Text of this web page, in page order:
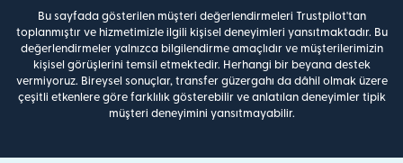
Bu sayfada gösterilen müşteri değerlendirmeleri Trustpilot'tan
toplanmıştır ve hizmetimizle ilgili kişisel deneyimleri yansıtmaktadır. Bu
değerlendirmeler yalnızca bilgilendirme amaçlıdır ve müşterilerimizin
kişisel görüşlerini temsil etmektedir. Herhangi bir beyana destek
vermiyoruz. Bireysel sonuçlar, transfer güzergahı da dâhil olmak üzere
çeşitli etkenlere göre farklılık gösterebilir ve anlatılan deneyimler tipik
müşteri deneyimini yansıtmayabilir.